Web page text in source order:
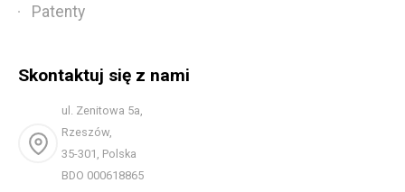
Patenty
Skontaktuj się z nami
ul. Zenitowa 5a,
Rzeszów,
35-301, Polska
BDO 000618865